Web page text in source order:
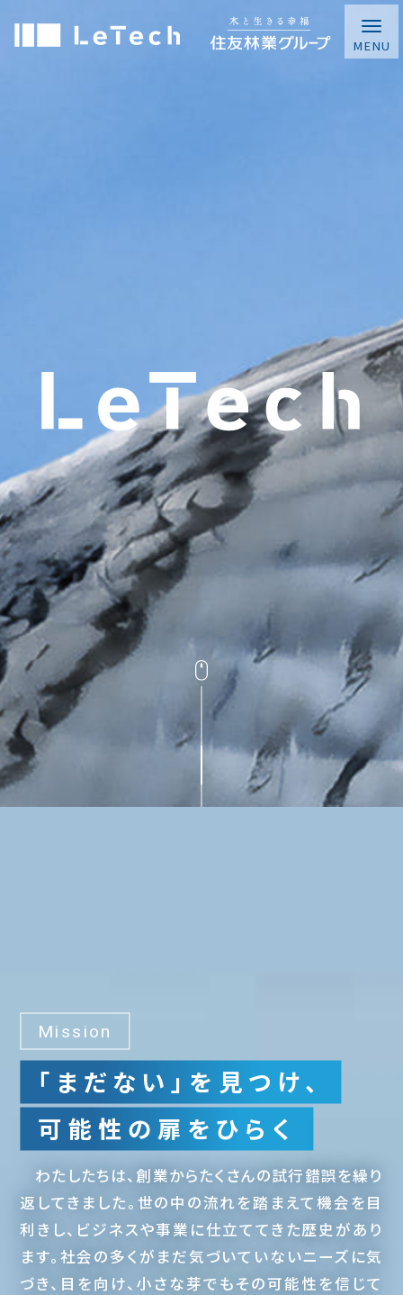
Mission
「まだない」を見つけ、
可能性の扉をひらく
わたしたちは、創業からたくさんの試行錯誤を繰り
返してきました。世の中の流れを踏まえて機会を目
利きし、ビジネスや事業に仕立ててきた歴史があり
ます。社会の多くがまだ気づいていないニーズに気
づき、目を向け、小さな芽でもその可能性を信じて